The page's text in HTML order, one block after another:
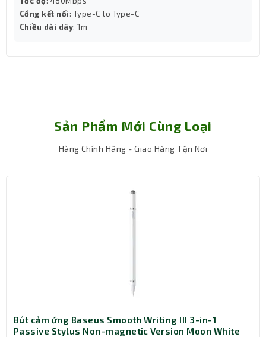
- Trang bị 4 cổng sạc, cho phép bạn sạc cùng lúc 4 thiết
bị di động khác nhau.
tải, quá nhiệt và ngắn mạch.
- Sử dụng pin Lithium Polymer, có tuổi thọ cao và an toàn
Cổng kết nối: Type-C to Type-C
Chiều dài dây: 1m
Sản Phẩm Mới Cùng Loại
Hàng Chính Hãng - Giao Hàng Tận Nơi
Bút cảm ứng Baseus Smooth Writing III 3-in-1
Passive Stylus Non-magnetic Version Moon White